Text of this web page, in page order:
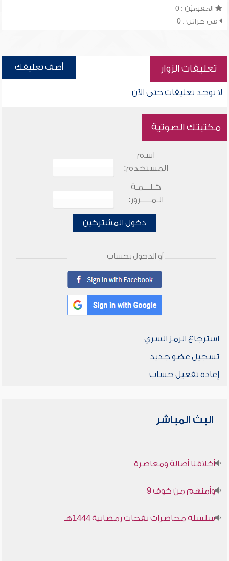
المقيميّن : 0
في خزائن : 0
تعليقات الزوار أضف تعليقك
لا توجد تعليقات حتى الآن
مكتبتك الصوتية
اسم
المستخدم:
كـلـــمـة
الـمـــــرور:
دخول المشتركين
أو الدخول بحساب
استرجاع الرمز السري
تسجيل عضو جديد
إعادة تفعيل حساب
البث المباشر
أخلاقنا أصالة ومعاصرة
وأمنهم من خوف 9
سلسلة محاضرات نفحات رمضانية 1444هـ